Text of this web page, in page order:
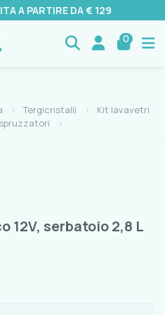
A PARTIRE DA € 129
0
Tergicristalli
Kit lavavetri
12V, serbatoio 2,8 L